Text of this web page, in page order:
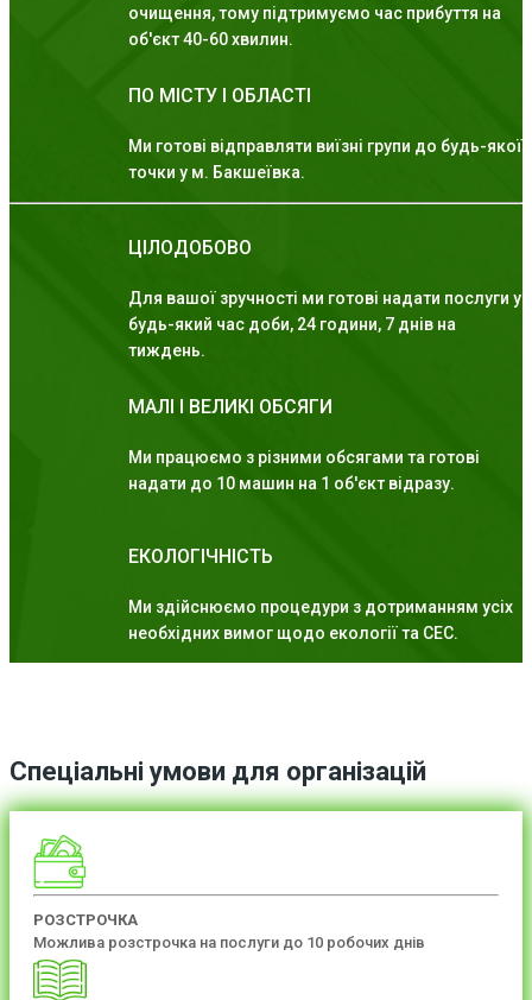
очищення, тому підтримуємо час прибуття на
об'єкт 40-60 хвилин.
ПО МІСТУ І ОБЛАСТІ
Ми готові відправляти виїзні групи до будь-якої
точки у м. Бакшеївка.
ЦІЛОДОБОВО
Для вашої зручності ми готові надати послуги у
будь-який час доби, 24 години, 7 днів на
тиждень.
МАЛІ І ВЕЛИКІ ОБСЯГИ
Ми працюємо з різними обсягами та готові
надати до 10 машин на 1 об'єкт відразу.
ЕКОЛОГІЧНІСТЬ
Ми здійснюємо процедури з дотриманням усіх
необхідних вимог щодо екології та СЕС.
Спеціальні умови для організацій
РОЗСТРОЧКА
Можлива розстрочка на послуги до 10 робочих днів